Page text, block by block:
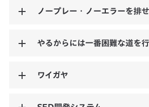
ノープレー・ノーエラーを排せ
やるからには一番困難な道を行
ワイガヤ